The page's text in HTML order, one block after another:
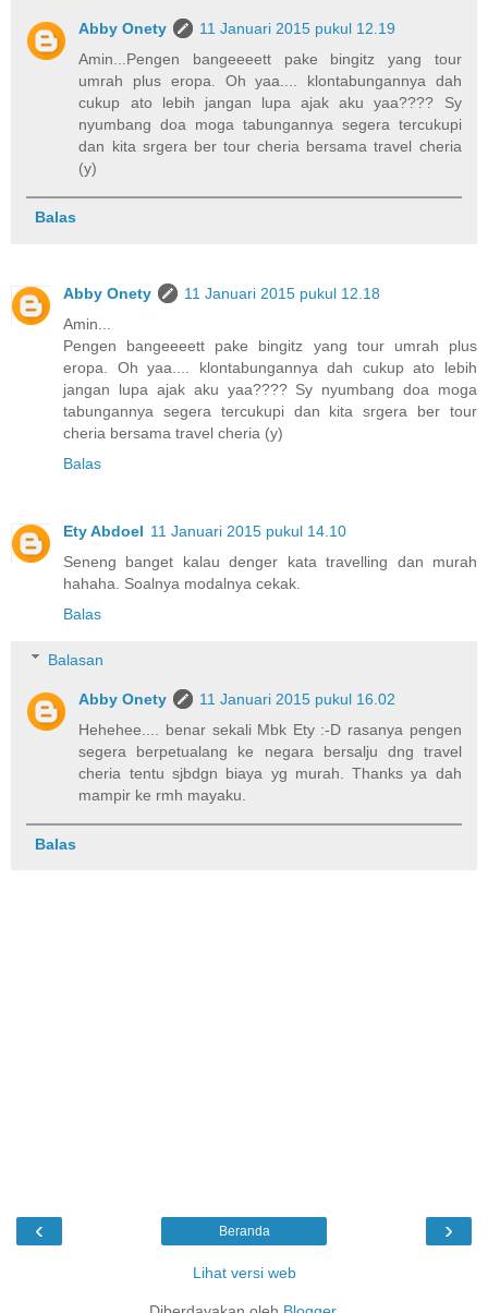
Abby Onety
11 Januari 2015 pukul 12.19
Amin...Pengen bangeeeett pake bingitz yang tour
umrah plus eropa. Oh yaa.... klontabungannya dah
cukup ato lebih jangan lupa ajak aku yaa???? Sy
nyumbang doa moga tabungannya segera tercukupi
dan kita srgera ber tour cheria bersama travel cheria
(y)
Balas
Abby Onety
11 Januari 2015 pukul 12.18
Amin...
Pengen bangeeeett pake bingitz yang tour umrah plus
eropa. Oh yaa.... klontabungannya dah cukup ato lebih
jangan lupa ajak aku yaa???? Sy nyumbang doa moga
tabungannya segera tercukupi dan kita srgera ber tour
cheria bersama travel cheria (y)
Balas
Ety Abdoel 11 Januari 2015 pukul 14.10
Seneng banget kalau denger kata travelling dan murah
hahaha. Soalnya modalnya cekak.
Balas
Balasan
Abby Onety
11 Januari 2015 pukul 16.02
Hehehee.... benar sekali Mbk Ety :-D rasanya pengen
segera berpetualang ke negara bersalju dng travel
cheria tentu sjbdgn biaya yg murah. Thanks ya dah
mampir ke rmh mayaku.
Balas
‹ ›
Beranda
Lihat versi web